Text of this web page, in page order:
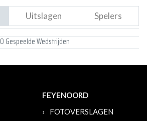
Uitslagen Spelers
0 Gespeelde Wedstrijden
FEYENOORD
FOTOVERSLAGEN